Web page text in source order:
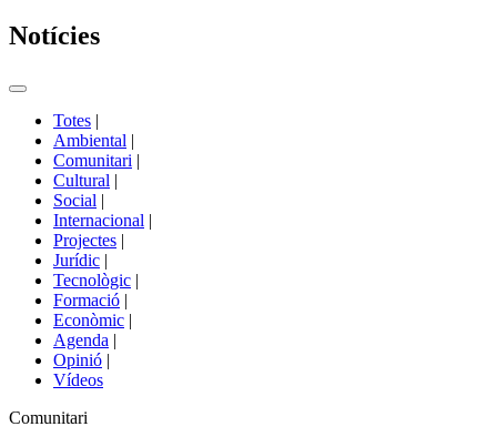
Notícies
Commutador
portals
Totes |
Ambiental |
Comunitari |
Cultural |
Social |
Internacional |
Projectes |
Jurídic |
Tecnològic |
Formació |
Econòmic |
Agenda |
Opinió |
Vídeos
Àmbit
Comunitari